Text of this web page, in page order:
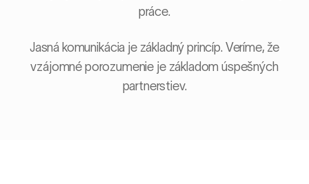
práce.
Jasná komunikácia je základný princíp. Veríme, že
vzájomné porozumenie je základom úspešných
partnerstiev.